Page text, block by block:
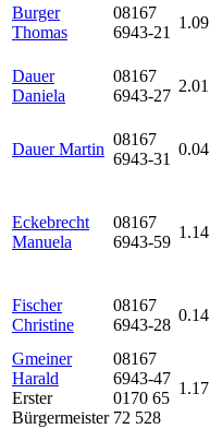
Burger
Thomas
08167
6943-21
1.09
Dauer
Daniela
08167
6943-27
2.01
Dauer Martin
08167
6943-31
0.04
Eckebrecht
Manuela
08167
6943-59
1.14
Fischer
Christine
08167
6943-28
0.14
Gmeiner
Harald
Erster
Bürgermeister
08167
6943-47
0170 65
72 528
1.17